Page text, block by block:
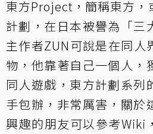
東方Project，簡稱東方，
計劃，在日本被譽為「三
主作者ZUN可說是在同人
物，他靠著自己一個人，
同人遊戲，東方計劃系列
手包辦，非常厲害，關於
興趣的朋友可以參考Wiki